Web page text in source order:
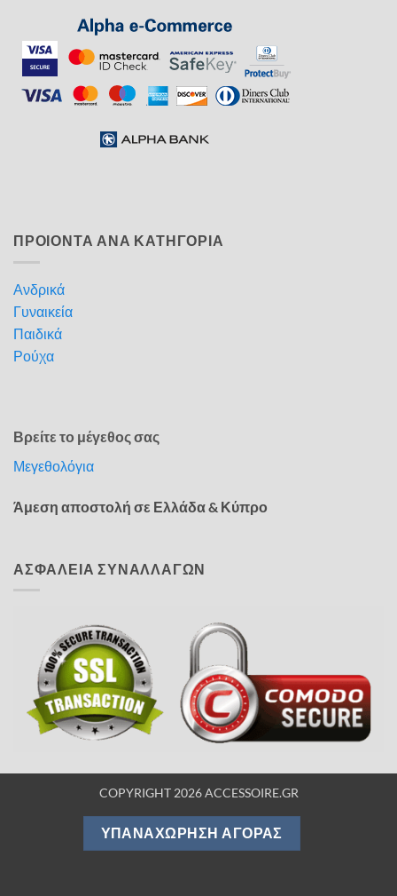
ΠΡΟΙΟΝΤΑ ΑΝΑ ΚΑΤΗΓΟΡΙΑ
Ανδρικά
Γυναικεία
Παιδικά
Ρούχα
Βρείτε το μέγεθος σας
Μεγεθολόγια
Άμεση αποστολή σε Ελλάδα & Κύπρο
ΑΣΦΑΛΕΙΑ ΣΥΝΑΛΛΑΓΩΝ
COPYRIGHT 2026 ACCESSOIRE.GR
ΥΠΑΝΑΧΏΡΗΣΗ ΑΓΟΡΆΣ